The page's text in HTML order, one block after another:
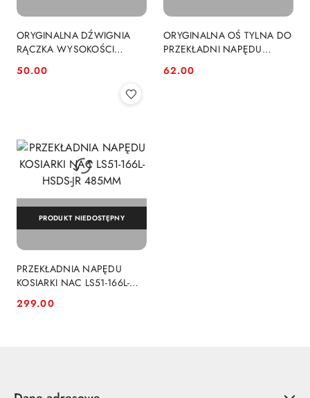
ORYGINALNA DŹWIGNIA
RĄCZKA WYSOKOŚCI
LS46-144-HS-SE
Cena:
50.00
ORYGINALNA OŚ TYLNA DO
PRZEKŁADNI NAPĘDU
SE
Cena:
62.00
PRZEKŁADNIA NAPĘDU
KOSIARKI NAC LS51-166L-
Cena:
299.00
PRODUKT NIEDOSTĘPNY